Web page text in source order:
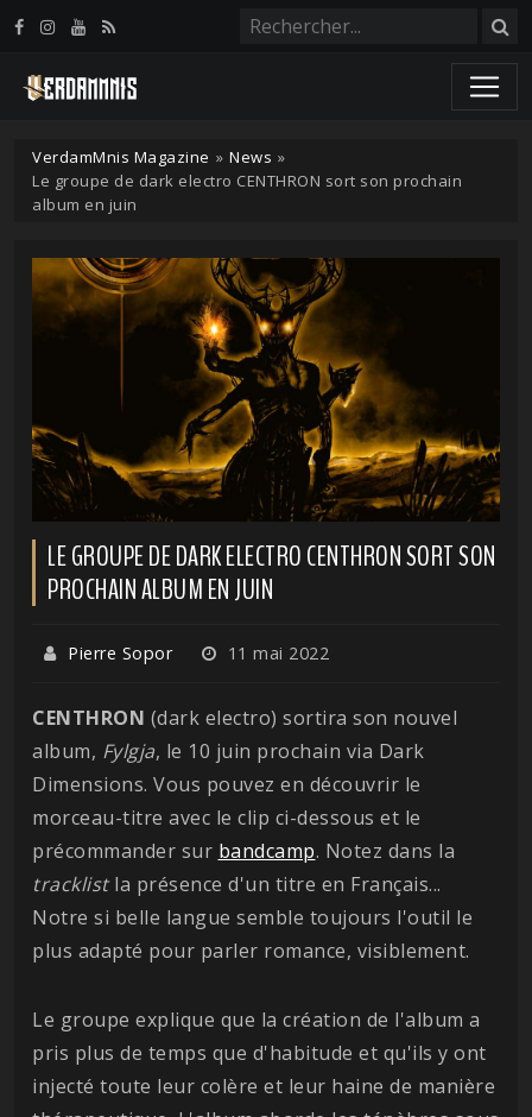
VerdamMnis Magazine » News »
Le groupe de dark electro CENTHRON sort son prochain
album en juin
LE GROUPE DE DARK ELECTRO CENTHRON SORT SON
PROCHAIN ALBUM EN JUIN
Pierre Sopor 11 mai 2022
CENTHRON (dark electro) sortira son nouvel
album, Fylgja, le 10 juin prochain via Dark
Dimensions. Vous pouvez en découvrir le
morceau-titre avec le clip ci-dessous et le
précommander sur bandcamp. Notez dans la
tracklistla présence d'un titre en Français...
Notre si belle langue semble toujours l'outil le
plus adapté pour parler romance, visiblement.
Le groupe explique que la création de l'album a
pris plus de temps que d'habitude et qu'ils y ont
injecté toute leur colère et leur haine de manière
Panneau de gestion des cookies